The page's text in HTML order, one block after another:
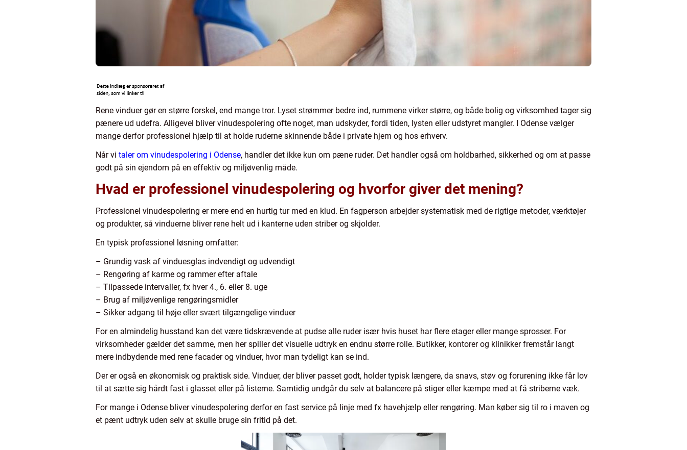
Rene vinduer gør en større forskel, end mange tror. Lyset strømmer bedre ind, rummene virker større, og både bolig og virksomhed tager sig
pænere ud udefra. Alligevel bliver vinudespolering ofte noget, man udskyder, fordi tiden, lysten eller udstyret mangler. I Odense vælger
mange derfor professionel hjælp til at holde ruderne skinnende både i private hjem og hos erhverv.
Når vi taler om vinudespolering i Odense, handler det ikke kun om pæne ruder. Det handler også om holdbarhed, sikkerhed og om at passe
godt på sin ejendom på en effektiv og miljøvenlig måde.
Hvad er professionel vinudespolering og hvorfor giver det mening?
Professionel vinudespolering er mere end en hurtig tur med en klud. En fagperson arbejder systematisk med de rigtige metoder, værktøjer
og produkter, så vinduerne bliver rene helt ud i kanterne uden striber og skjolder.
En typisk professionel løsning omfatter:
– Grundig vask af vinduesglas indvendigt og udvendigt
– Rengøring af karme og rammer efter aftale
– Tilpassede intervaller, fx hver 4., 6. eller 8. uge
– Brug af miljøvenlige rengøringsmidler
– Sikker adgang til høje eller svært tilgængelige vinduer
For en almindelig husstand kan det være tidskrævende at pudse alle ruder især hvis huset har flere etager eller mange sprosser. For
virksomheder gælder det samme, men her spiller det visuelle udtryk en endnu større rolle. Butikker, kontorer og klinikker fremstår langt
mere indbydende med rene facader og vinduer, hvor man tydeligt kan se ind.
Der er også en økonomisk og praktisk side. Vinduer, der bliver passet godt, holder typisk længere, da snavs, støv og forurening ikke får lov
til at sætte sig hårdt fast i glasset eller på listerne. Samtidig undgår du selv at balancere på stiger eller kæmpe med at få striberne væk.
For mange i Odense bliver vinudespolering derfor en fast service på linje med fx havehjælp eller rengøring. Man køber sig til ro i maven og
et pænt udtryk uden selv at skulle bruge sin fritid på det.